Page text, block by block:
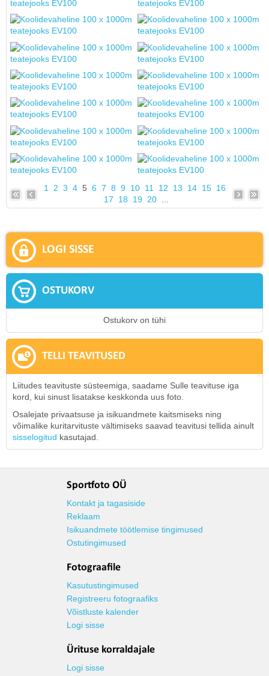
1 2 3 4 5 6 7 8 9 10 11 12 13 14 15 16
17
18 19 20...
LOGI SISSE
OSTUKORV
Ostukorv on tühi
TELLI TEAVITUSED
Liitudes teavituste süsteemiga, saadame Sulle teavituse iga
kord, kui sinust lisatakse keskkonda uus foto.
Osalejate privaatsuse ja isikuandmete kaitsmiseks ning
võimalike kuritarvituste vältimiseks saavad teavitusi tellida ainult
sisselogitud kasutajad.
Sportfoto OÜ
Kontakt ja tagasiside
Reklaam
Isikuandmete töötlemise tingimused
Ostutingimused
Fotograafile
Kasutustingimused
Registreeru fotograafiks
Võistluste kalender
Logi sisse
Ürituse korraldajale
Logi sisse